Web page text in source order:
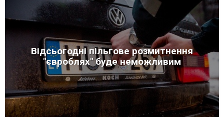
Відсьогодні пільгове розмитнення
"євроблях" буде неможливим